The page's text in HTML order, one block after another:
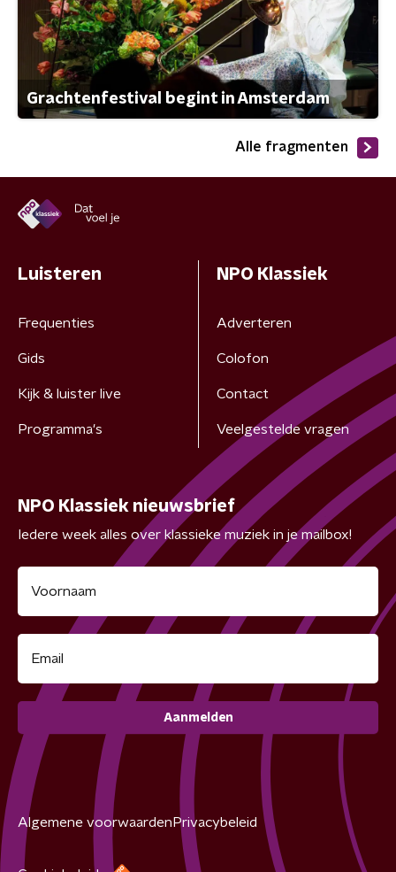
Grachtenfestival begint in Amsterdam
Alle fragmenten
Luisteren
Frequenties
Gids
Kijk & luister live
Programma's
NPO Klassiek
Adverteren
Colofon
Contact
Veelgestelde vragen
NPO Klassiek nieuwsbrief
Iedere week alles over klassieke muziek in je mailbox!
Aanmelden
Algemene voorwaarden Privacybeleid